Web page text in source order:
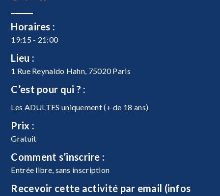
Horaires :
19:15 - 21:00
Lieu :
1 Rue Reynaldo Hahn, 75020 Paris
C’est pour qui ? :
Les ADULTES uniquement (+ de 18 ans)
Prix :
Gratuit
Comment s’inscrire :
Entrée libre, sans inscription
Recevoir cette activité par email (infos